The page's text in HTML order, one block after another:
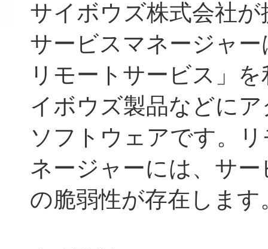
サイボウズ株式会社
サービスマネージャ
リモートサービス」
イボウズ製品などに
ソフトウェアです。
ネージャーには、サー
の脆弱性が存在します